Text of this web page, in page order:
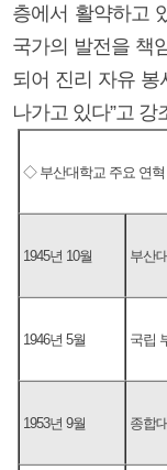
층에서 활약하고
국가의 발전을 책
되어 진리 자유 봉
나가고 있다”고 강
◇ 부산대학교 주요 연혁
1945년 10월 부산
1946년 5월 국립
1953년 9월 종합